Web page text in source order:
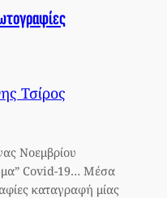
Τσίρος
Νοεμβρίου
Covid-19… Μέσα
καταγραφή μίας